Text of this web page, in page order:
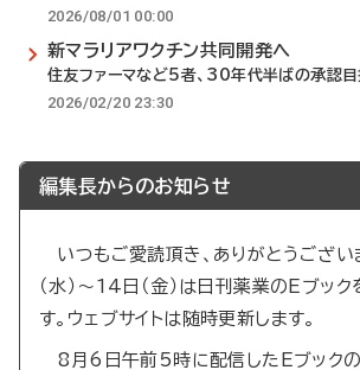
2026/08/01 00:00
新マラリアワクチン共同開発へ
住友ファーマなど5者、30年代半ばの承認目
2026/02/20 23:30
編集長からのお知らせ
いつもご愛読頂き、ありがとうござい
（水）～14日（金）は日刊薬業のEブッ
す。ウェブサイトは随時更新します。
8月6日午前5時に配信したEブックの